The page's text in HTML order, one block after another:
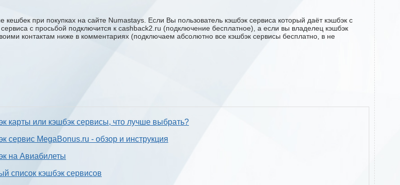
при покупках на сайте Numastays. Если Вы пользователь кэшбэк сервиса который даёт кэшбэк с
с проcьбой подключится к cashback2.ru (подключение бесплатное), а если вы владелец кэшбэк
контактам ниже в комментариях (подключаем абсолютно все кэшбэк сервисы бесплатно, в не
карты или кэшбэк сервисы, что лучше выбрать?
сервис MegaBonus.ru - обзор и инструкция
на Авиабилеты
список кэшбэк сервисов